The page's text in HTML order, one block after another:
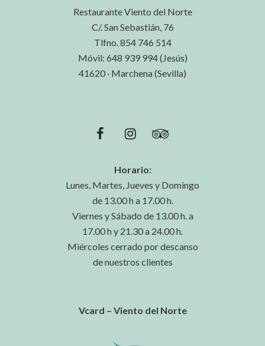
Restaurante Viento del Norte
C/. San Sebastián, 76
Tlfno. 854 746 514
Móvil: 648 939 994 (Jesús)
41620 · Marchena (Sevilla)
Horario:
Lunes, Martes, Jueves y Domingo
de 13.00 h a 17.00 h.
Viernes y Sábado de 13.00 h. a
17.00 h y 21.30 a 24.00 h.
Miércoles cerrado por descanso
de nuestros clientes
Vcard – Viento del Norte